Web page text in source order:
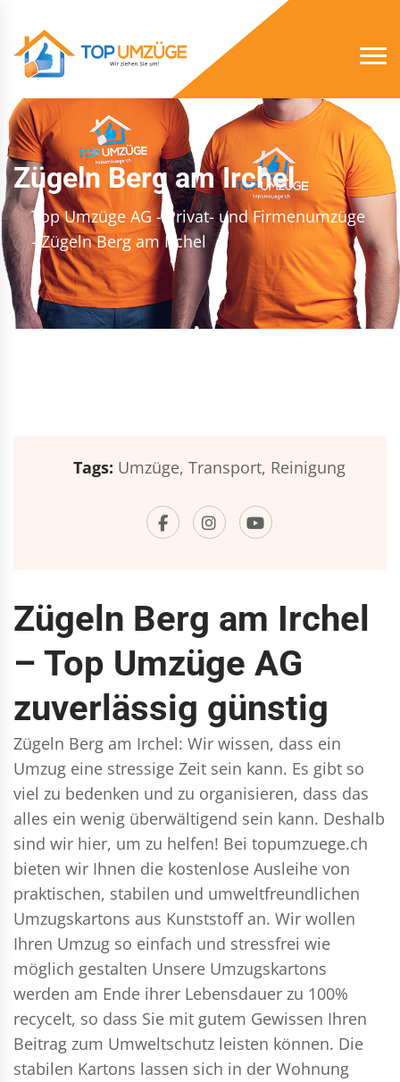
Zügeln Berg am Irchel
Top Umzüge AG - Privat- und Firmenumzüge
- Zügeln Berg am Irchel
Tags: Umzüge, Transport, Reinigung
Zügeln Berg am Irchel
– Top Umzüge AG
zuverlässig günstig
Zügeln Berg am Irchel: Wir wissen, dass ein
Umzug eine stressige Zeit sein kann. Es gibt so
viel zu bedenken und zu organisieren, dass das
alles ein wenig überwältigend sein kann. Deshalb
sind wir hier, um zu helfen! Bei topumzuege.ch
bieten wir Ihnen die kostenlose Ausleihe von
praktischen, stabilen und umweltfreundlichen
Umzugskartons aus Kunststoff an. Wir wollen
Ihren Umzug so einfach und stressfrei wie
möglich gestalten Unsere Umzugskartons
werden am Ende ihrer Lebensdauer zu 100%
recycelt, so dass Sie mit gutem Gewissen Ihren
Beitrag zum Umweltschutz leisten können. Die
stabilen Kartons lassen sich in der Wohnung